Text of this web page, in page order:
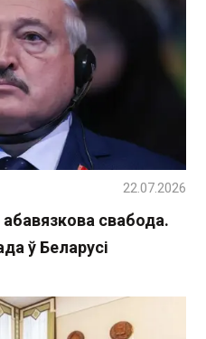
свабода.
ў Беларусі
22.07.2026